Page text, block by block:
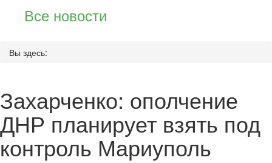
Все новости
Вы здесь:
Захарченко: ополчение
ДНР планирует взять под
контроль Мариуполь